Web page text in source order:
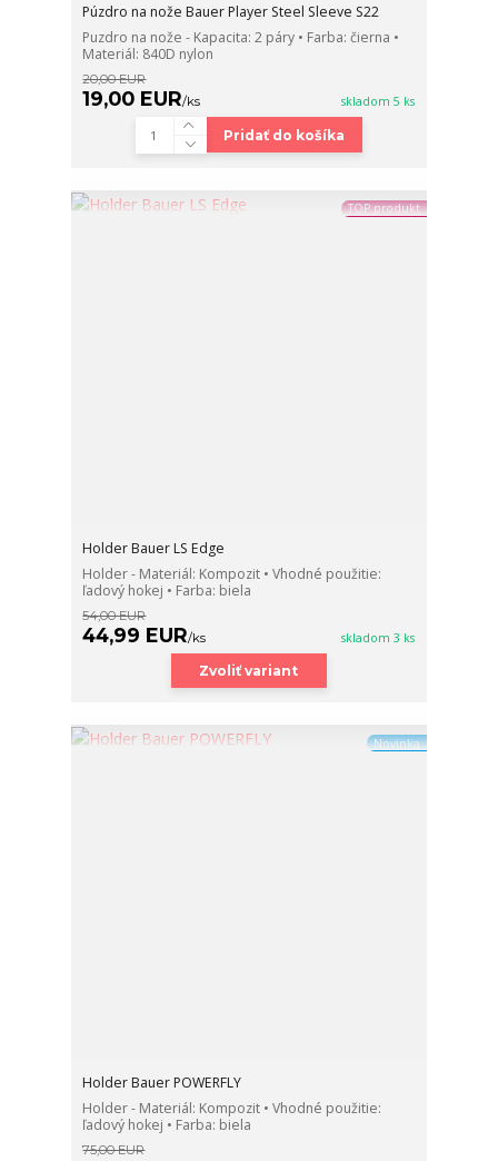
Púzdro na nože Bauer Player Steel Sleeve S22
Puzdro na nože - Kapacita: 2 páry • Farba: čierna •
Materiál: 840D nylon
20,00 EUR
19,00 EUR/ks skladom 5 ks
Pridať do košíka
TOP produkt
Holder Bauer LS Edge
Holder - Materiál: Kompozit • Vhodné použitie:
ľadový hokej • Farba: biela
54,00 EUR
44,99 EUR/ks skladom 3 ks
Zvoliť variant
Novinka
Holder Bauer POWERFLY
Holder - Materiál: Kompozit • Vhodné použitie:
ľadový hokej • Farba: biela
75,00 EUR